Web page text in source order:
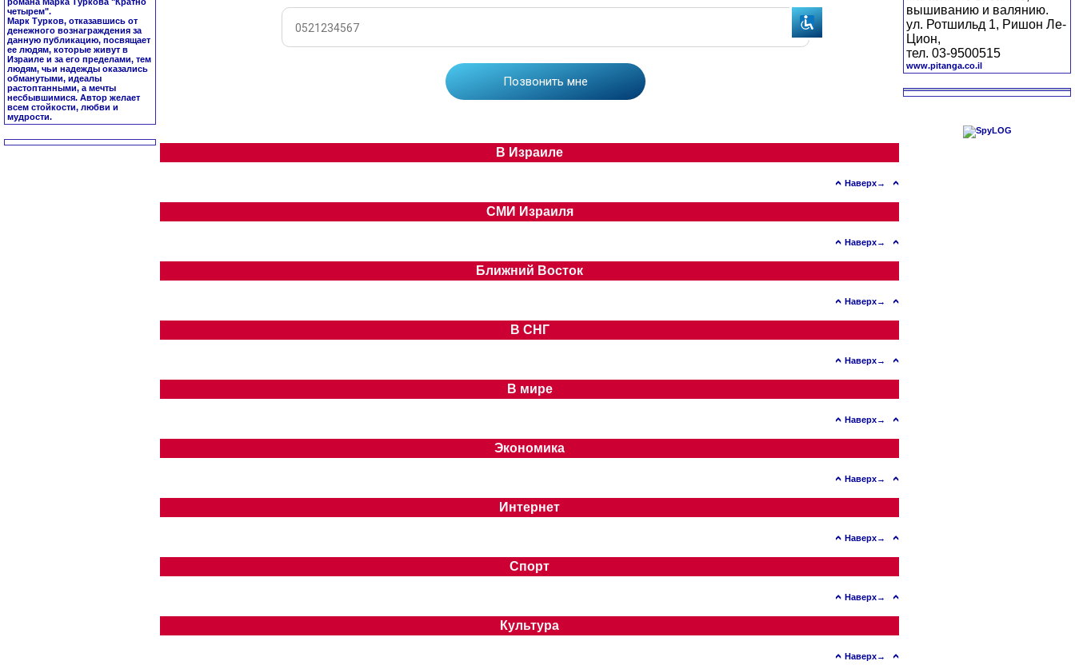
четырем".
Марк Турков, отказавшись от
денежного вознаграждения за
данную публикацию, посвящает
ее людям, которые живут в
Израиле и за его пределами, тем
людям, чьи надежды оказались
обманутыми, идеалы
растоптанными, а мечты
несбывшимися. Автор желает
всем стойкости, любви и
мудрости.
В Израиле
Наверх→
СМИ Израиля
Наверх→
Ближний Восток
Наверх→
В СНГ
Наверх→
В мире
Наверх→
Экономика
Наверх→
Интернет
Наверх→
Спорт
Наверх→
Культура
Наверх→
вышиванию и валянию.
ул. Ротшильд 1, Ришон Ле-
Цион,
тел. 03-9500515
www.pitanga.co.il